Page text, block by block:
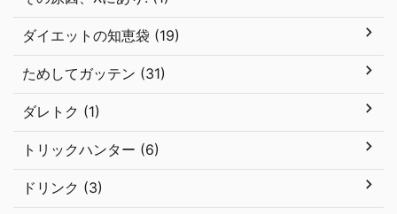
ダイエットの知恵袋 (19)
ためしてガッテン (31)
ダレトク (1)
トリックハンター (6)
ドリンク (3)